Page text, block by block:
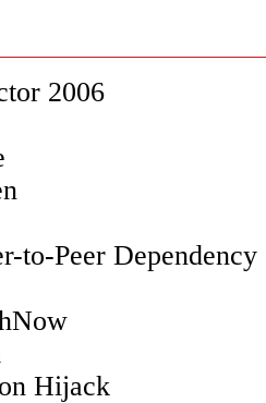
2006
to-Peer Dependency
Hijack